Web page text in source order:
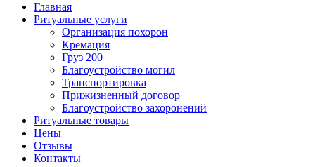
Главная
Ритуальные услуги
Организация похорон
Кремация
Груз 200
Благоустройство могил
Транспортировка
Прижизненный договор
Благоустройство захоронений
Ритуальные товары
Цены
Отзывы
Контакты